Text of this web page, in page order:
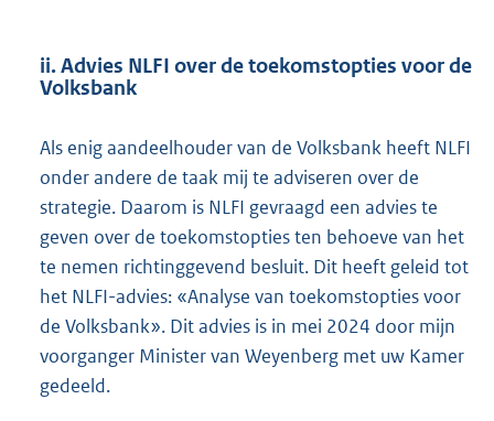
ii. Advies NLFI over de toekomstopties voor de
Volksbank
Als enig aandeelhouder van de Volksbank heeft NLFI
onder andere de taak mij te adviseren over de
strategie. Daarom is NLFI gevraagd een advies te
geven over de toekomstopties ten behoeve van het
te nemen richtinggevend besluit. Dit heeft geleid tot
het NLFI-advies: «Analyse van toekomstopties voor
de Volksbank». Dit advies is in mei 2024 door mijn
voorganger Minister van Weyenberg met uw Kamer
gedeeld.